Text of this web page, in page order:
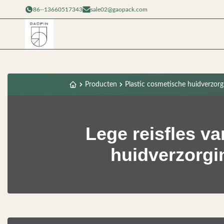
86--13660517343 sale02@gaopack.com
Producten Plastic cosmetische
Lege reisfles